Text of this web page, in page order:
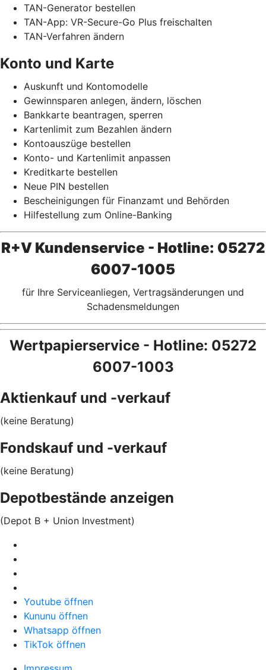
TAN-Generator bestellen
TAN-App: VR-Secure-Go Plus freischalten
TAN-Verfahren ändern
Konto und Karte
Auskunft und Kontomodelle
Gewinnsparen anlegen, ändern, löschen
Bankkarte beantragen, sperren
Kartenlimit zum Bezahlen ändern
Kontoauszüge bestellen
Konto- und Kartenlimit anpassen
Kreditkarte bestellen
Neue PIN bestellen
Bescheinigungen für Finanzamt und Behörden
Hilfestellung zum Online-Banking
R+V Kundenservice - Hotline: 05272
6007-1005
für Ihre Serviceanliegen, Vertragsänderungen und
Schadensmeldungen
Wertpapierservice - Hotline: 05272
6007-1003
Aktienkauf und -verkauf
(keine Beratung)
Fondskauf und -verkauf
(keine Beratung)
Depotbestände anzeigen
(Depot B + Union Investment)
Youtube öffnen
Kununu öffnen
Whatsapp öffnen
TikTok öffnen